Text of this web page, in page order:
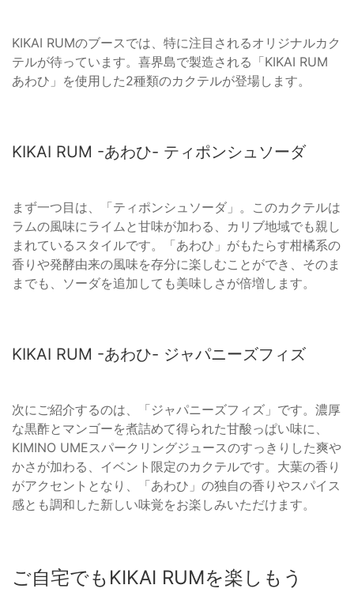
KIKAI RUMのブースでは、特に注目されるオリジナルカク
テルが待っています。喜界島で製造される「KIKAI RUM
あわひ」を使用した2種類のカクテルが登場します。
KIKAI RUM -あわひ- ティポンシュソーダ
まず一つ目は、「ティポンシュソーダ」。このカクテルは
ラムの風味にライムと甘味が加わる、カリブ地域でも親し
まれているスタイルです。「あわひ」がもたらす柑橘系の
香りや発酵由来の風味を存分に楽しむことができ、そのま
までも、ソーダを追加しても美味しさが倍増します。
KIKAI RUM -あわひ- ジャパニーズフィズ
次にご紹介するのは、「ジャパニーズフィズ」です。濃厚
な黒酢とマンゴーを煮詰めて得られた甘酸っぱい味に、
KIMINO UMEスパークリングジュースのすっきりした爽や
かさが加わる、イベント限定のカクテルです。大葉の香り
がアクセントとなり、「あわひ」の独自の香りやスパイス
感とも調和した新しい味覚をお楽しみいただけます。
ご自宅でもKIKAI RUMを楽しもう